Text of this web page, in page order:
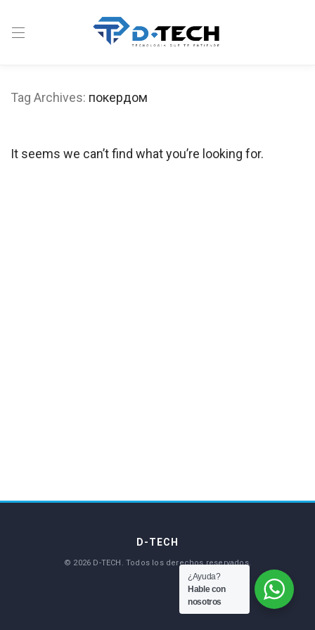
Tag Archives: покердом
It seems we can’t find what you’re looking for.
¿Ayuda?
Hable con
nosotros